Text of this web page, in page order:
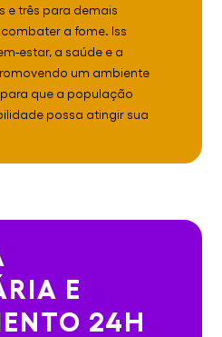
e três para demais
a fome. Iss
estar, a saúde e a
um ambiente
que a população
possa atingir sua
E
24H